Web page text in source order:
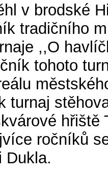
v brodské
tradičního
,,O
tohoto
turnaj
hřiště
ročníků
Dukla.